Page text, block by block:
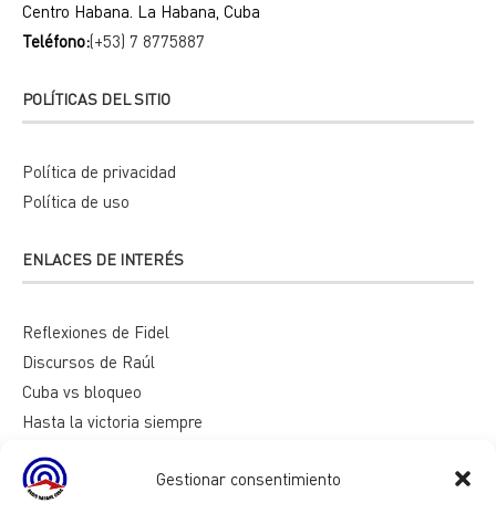
Gestionar consentimiento
Centro Habana. La Habana, Cuba
Teléfono:(+53) 7 8775887
POLÍTICAS DEL SITIO
Política de privacidad
Política de uso
ENLACES DE INTERÉS
Reflexiones de Fidel
Discursos de Raúl
Cuba vs bloqueo
Hasta la victoria siempre
Razones de Cuba